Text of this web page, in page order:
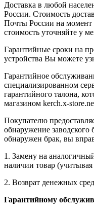
Доставка в любой
России. Стоимость
Почты России на момент
стоимость уточняйте у
Гарантийные сроки на
устройства Вы можете
Гарантийное
специализированном
гарантийного талона,
магазином kerch.x-
Покупателю
обнаружение заводского
обнаружен брак, вы
1. Замену на
наличии товар
2. Возврат денежных
Гарантийному